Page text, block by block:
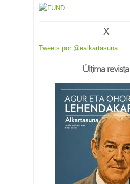
X
Tweets por @ealkartasuna
Última revista